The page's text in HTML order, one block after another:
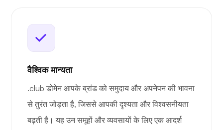
वैश्विक मान्यता
.club डोमेन आपके ब्रांड को समुदाय और अपनेपन की भावना
से तुरंत जोड़ता है, जिससे आपकी दृश्यता और विश्वसनीयता
बढ़ती है। यह उन समूहों और व्यवसायों के लिए एक आदर्श